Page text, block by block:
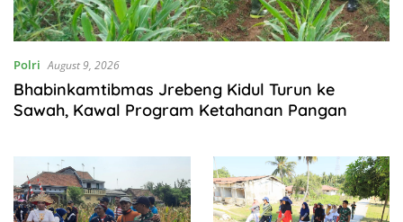
Polri August 9, 2026
Bhabinkamtibmas Jrebeng Kidul Turun ke
Sawah, Kawal Program Ketahanan Pangan